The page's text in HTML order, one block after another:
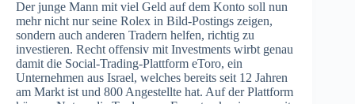
Der junge Mann mit viel Geld auf dem Konto soll nun
mehr nicht nur seine Rolex in Bild-Postings zeigen,
sondern auch anderen Tradern helfen, richtig zu
investieren. Recht offensiv mit Investments wirbt genau
damit die Social-Trading-Plattform eToro, ein
Unternehmen aus Israel, welches bereits seit 12 Jahren
am Markt ist und 800 Angestellte hat. Auf der Plattform